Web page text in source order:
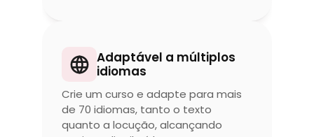
Adaptável a múltiplos
idiomas
Crie um curso e adapte para mais
de 70 idiomas, tanto o texto
quanto a locução, alcançando